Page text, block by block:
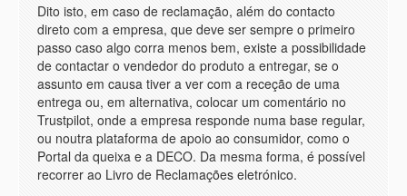
Dito isto, em caso de reclamação, além do contacto
direto com a empresa, que deve ser sempre o primeiro
passo caso algo corra menos bem, existe a possibilidade
de contactar o vendedor do produto a entregar, se o
assunto em causa tiver a ver com a receção de uma
entrega ou, em alternativa, colocar um comentário no
Trustpilot, onde a empresa responde numa base regular,
ou noutra plataforma de apoio ao consumidor, como o
Portal da queixa e a DECO. Da mesma forma, é possível
recorrer ao Livro de Reclamações eletrónico.